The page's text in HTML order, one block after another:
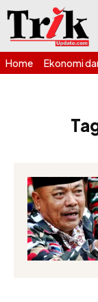
Home Ekonomi